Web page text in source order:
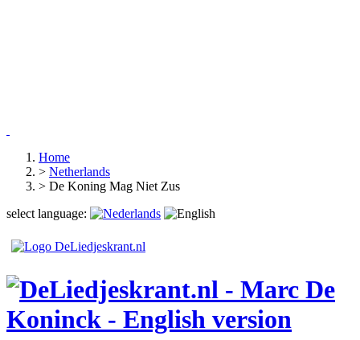
Home
> Netherlands
> De Koning Mag Niet Zus
select language: